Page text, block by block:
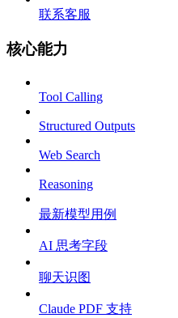
联系客服
核心能力
Tool Calling
Structured Outputs
Web Search
Reasoning
最新模型用例
AI 思考字段
聊天识图
Claude PDF 支持